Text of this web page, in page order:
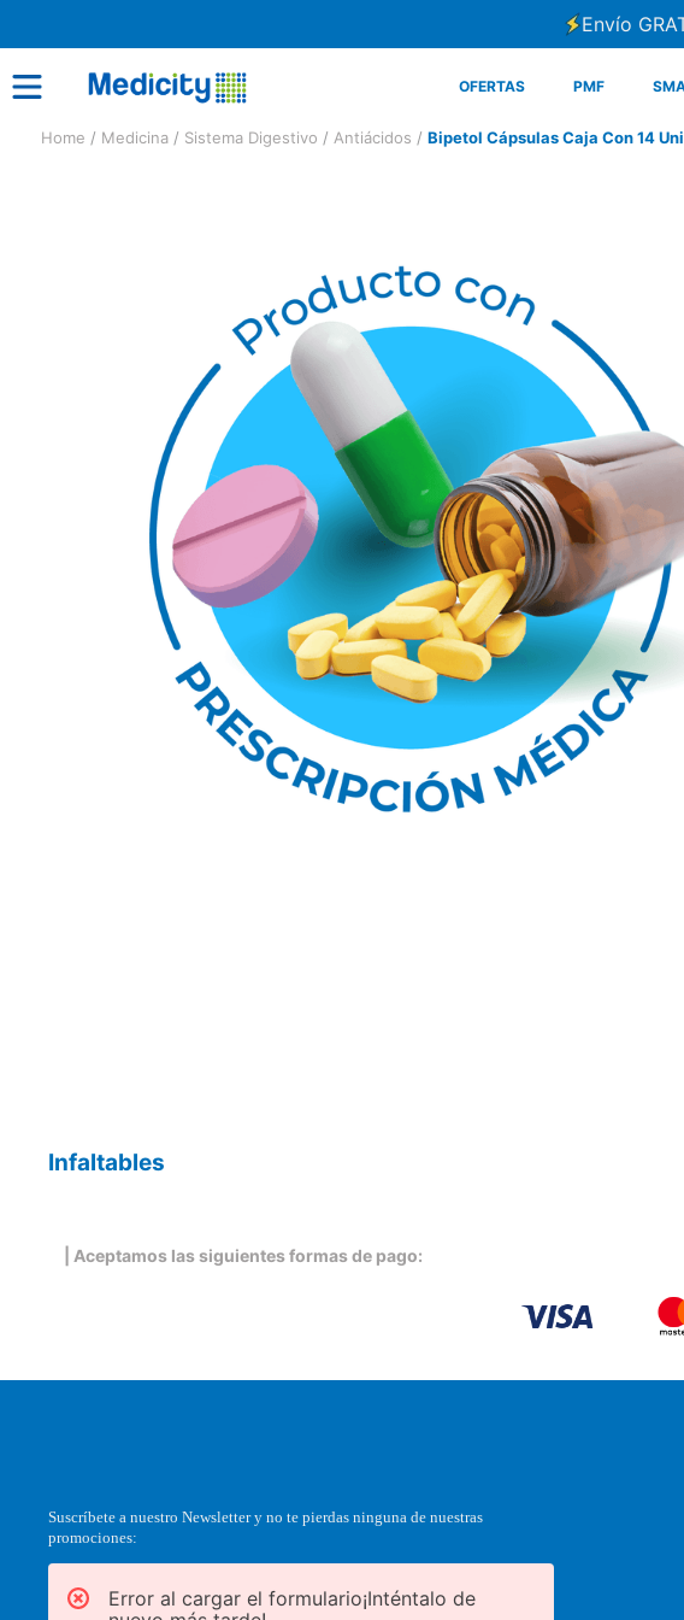
Envío
OFERTAS PMF
Medicina Sistema Digestivo Antiácidos Bipetol Cápsulas Caja Con 14
Infaltables
| Aceptamos las siguientes formas de pago:
Suscríbete a nuestro Newsletter y no te pierdas ninguna de nuestras
promociones:
Error al cargar el formulario¡Inténtalo de